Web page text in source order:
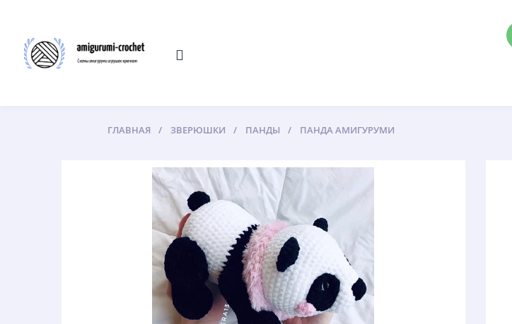
ГЛАВНАЯ ЗВЕРЮШКИ ПАНДЫ ПАНДА АМИГУРУМИ